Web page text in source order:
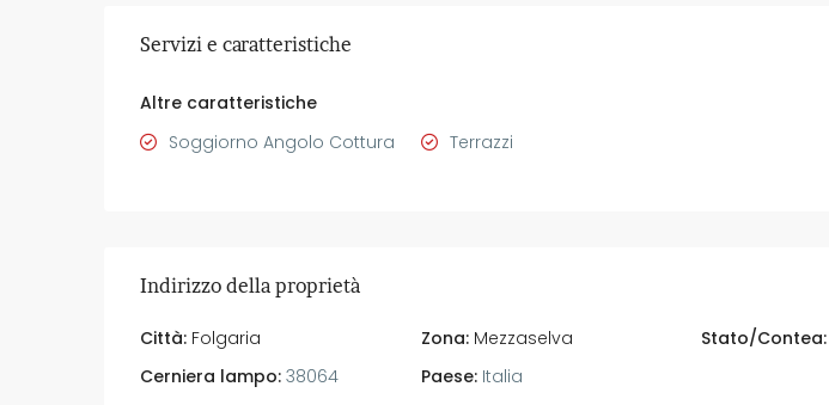
Servizi e caratteristiche
Altre caratteristiche
Soggiorno Angolo Cottura
Terrazzi
Indirizzo della proprietà
Città: Folgaria Zona: Mezzaselva Stato/Contea:
Cerniera lampo: 38064 Paese:Italia